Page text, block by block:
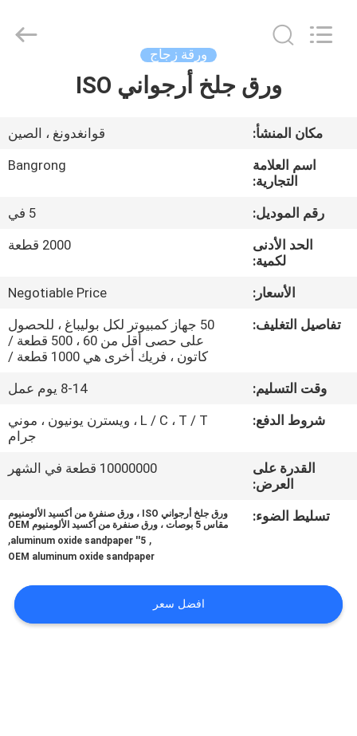
منتجات
معلومات
في
مراقبة
الجودة
اتصل
اطلب
اقتباس
Developed
ورقة زجاج
ورق جلخ أرجواني ISO
مكان المنشأ:
قوانغدونغ ، الصين
اسم العلامة
التجارية:
Bangrong
رقم الموديل:
5 في
الحد الأدنى
لكمية:
2000 قطعة
الأسعار:
Negotiable Price
تفاصيل التغليف:
50 جهاز كمبيوتر لكل بوليباغ ، للحصول
على حصى أقل من 60 ، 500 قطعة /
كاتون ، فريك أخرى هي 1000 قطعة /
وقت التسليم:
8-14 يوم عمل
شروط الدفع:
L / C ، T / T ، ويسترن يونيون ، موني
جرام
القدرة على
العرض:
10000000 قطعة في الشهر
تسليط الضوء:
ورق جلخ أرجواني ISO ، ورق صنفرة من أكسيد الألومنيوم
مقاس 5 بوصات ، ورق صنفرة من أكسيد الألومنيوم OEM
,
5'' aluminum oxide sandpaper
,
OEM aluminum oxide sandpaper
افضل سعر